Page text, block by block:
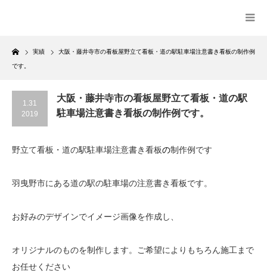
Home
実績 大阪・藤井寺市の看板屋野立て看板・道の駅駐車場注意書き看板の制作例
です。
1.31
2019
大阪・藤井寺市の看板屋野立て看板・道の駅
駐車場注意書き看板の制作例です。
野立て看板・道の駅駐車場注意書き看板の制作例です
羽曳野市にある道の駅の駐車場の注意書き看板です。
お好みのデザインでイメージ画像を作成し、
オリジナルのものを制作します。ご希望によりもちろん施工まで
お任せください